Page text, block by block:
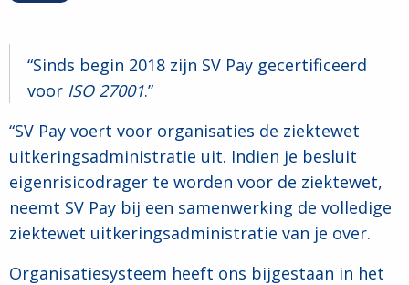
Sinds begin 2018 zijn SV Pay gecertificeerd
voor ISO 27001.
“SV Pay voert voor organisaties de ziektewet
uitkeringsadministratie uit. Indien je besluit
eigenrisicodrager te worden voor de ziektewet,
neemt SV Pay bij een samenwerking de volledige
ziektewet uitkeringsadministratie van je over.
Organisatiesysteem heeft ons bijgestaan in het